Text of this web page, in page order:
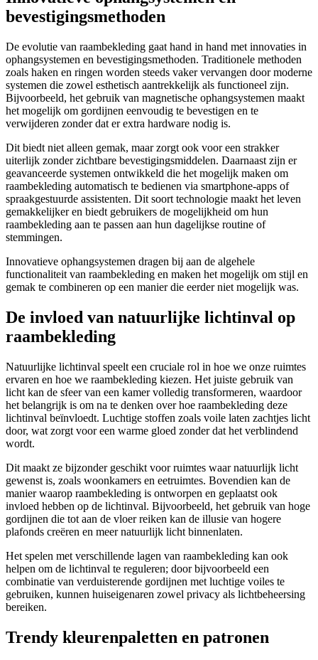
bevestigingsmethoden
De evolutie van raambekleding gaat hand in hand met innovaties in
ophangsystemen en bevestigingsmethoden. Traditionele methoden
zoals haken en ringen worden steeds vaker vervangen door moderne
systemen die zowel esthetisch aantrekkelijk als functioneel zijn.
Bijvoorbeeld, het gebruik van magnetische ophangsystemen maakt
het mogelijk om gordijnen eenvoudig te bevestigen en te
verwijderen zonder dat er extra hardware nodig is.
Dit biedt niet alleen gemak, maar zorgt ook voor een strakker
uiterlijk zonder zichtbare bevestigingsmiddelen. Daarnaast zijn er
geavanceerde systemen ontwikkeld die het mogelijk maken om
raambekleding automatisch te bedienen via smartphone-apps of
spraakgestuurde assistenten. Dit soort technologie maakt het leven
gemakkelijker en biedt gebruikers de mogelijkheid om hun
raambekleding aan te passen aan hun dagelijkse routine of
stemmingen.
Innovatieve ophangsystemen dragen bij aan de algehele
functionaliteit van raambekleding en maken het mogelijk om stijl en
gemak te combineren op een manier die eerder niet mogelijk was.
De invloed van natuurlijke lichtinval op
raambekleding
Natuurlijke lichtinval speelt een cruciale rol in hoe we onze ruimtes
ervaren en hoe we raambekleding kiezen. Het juiste gebruik van
licht kan de sfeer van een kamer volledig transformeren, waardoor
het belangrijk is om na te denken over hoe raambekleding deze
lichtinval beïnvloedt. Luchtige stoffen zoals voile laten zachtjes licht
door, wat zorgt voor een warme gloed zonder dat het verblindend
wordt.
Dit maakt ze bijzonder geschikt voor ruimtes waar natuurlijk licht
gewenst is, zoals woonkamers en eetruimtes. Bovendien kan de
manier waarop raambekleding is ontworpen en geplaatst ook
invloed hebben op de lichtinval. Bijvoorbeeld, het gebruik van hoge
gordijnen die tot aan de vloer reiken kan de illusie van hogere
plafonds creëren en meer natuurlijk licht binnenlaten.
Het spelen met verschillende lagen van raambekleding kan ook
helpen om de lichtinval te reguleren; door bijvoorbeeld een
combinatie van verduisterende gordijnen met luchtige voiles te
gebruiken, kunnen huiseigenaren zowel privacy als lichtbeheersing
bereiken.
Trendy kleurenpaletten en patronen